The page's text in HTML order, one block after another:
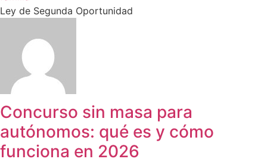
Ley de Segunda Oportunidad
Concurso sin masa para
autónomos: qué es y cómo
funciona en 2026